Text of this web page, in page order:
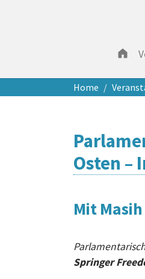
Zum Hauptinhalt springen
Sie sind hier:
Home
Osten –
Mit
Springer